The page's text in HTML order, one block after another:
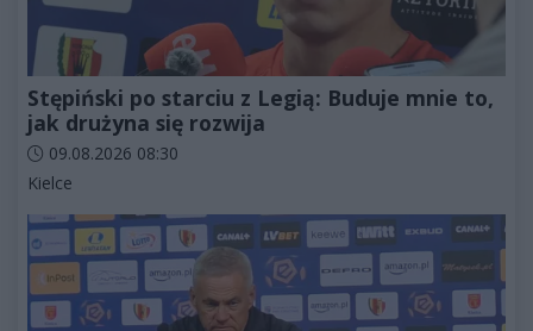
Stępiński po starciu z Legią: Buduje mnie to,
jak drużyna się rozwija
Data dodania artykułu:
09.08.2026 08:30
Kategorie artykułu:
Kielce